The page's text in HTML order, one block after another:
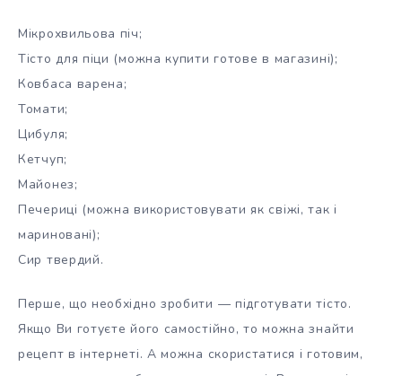
Мікрохвильова піч;
Тісто для піци (можна купити готове в магазині);
Ковбаса варена;
Томати;
Цибуля;
Кетчуп;
Майонез;
Печериці (можна використовувати як свіжі, так і
мариновані);
Сир твердий.
Перше, що необхідно зробити — підготувати тісто.
Якщо Ви готуєте його самостійно, то можна знайти
рецепт в інтернеті. А можна скористатися і готовим,